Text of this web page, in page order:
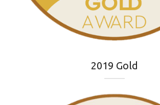
2019 Gold